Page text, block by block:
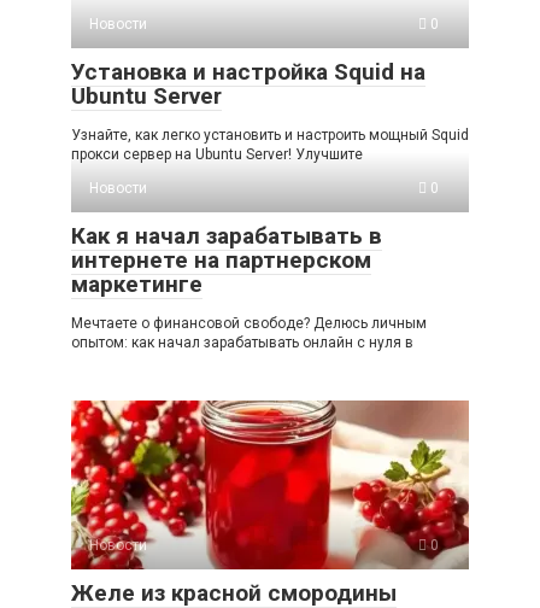
Новости
0
Установка и настройка Squid на
Ubuntu Server
Узнайте, как легко установить и настроить мощный Squid
прокси сервер на Ubuntu Server! Улучшите
Новости
0
Как я начал зарабатывать в
интернете на партнерском
маркетинге
Мечтаете о финансовой свободе? Делюсь личным
опытом: как начал зарабатывать онлайн с нуля в
Новости 0
Желе из красной смородины